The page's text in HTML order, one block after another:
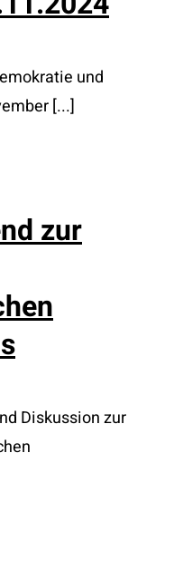
und
[...]
zur
Diskussion zur